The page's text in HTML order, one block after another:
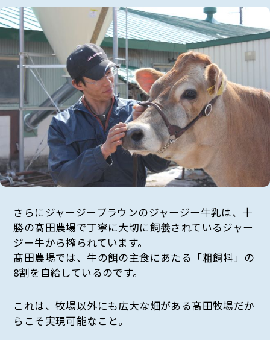
さらにジャージーブラウンのジャージー牛乳は、十
勝の髙田農場で丁寧に大切に飼養されているジャー
ジー牛から搾られています。
髙田農場では、牛の餌の主食にあたる「粗飼料」の
8割を自給しているのです。
これは、牧場以外にも広大な畑がある髙田牧場だか
らこそ実現可能なこと。